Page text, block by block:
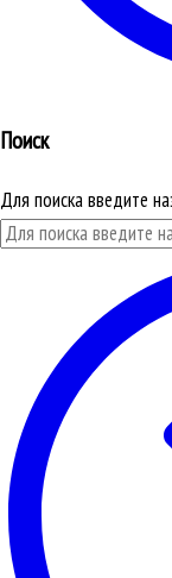
Поиск
Для поиска введите